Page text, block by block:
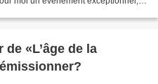
«L’âge de la